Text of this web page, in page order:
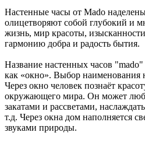
Настенные часы от Mado
олицетворяют собой глубокий и
жизнь, мир красоты,
гармонию добра и радость бытия.
Название настенных часов "mado"
как «окно». Выбор наименования
Через окно человек познаёт
окружающего мира. Он может
закатами и рассветами,
т.д. Через окна дом наполняется
звуками природы.